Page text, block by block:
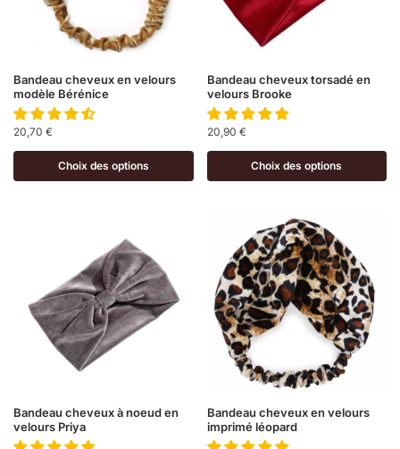
Bandeau cheveux en velours
modèle Bérénice
20,70 €
Choix des options
Bandeau cheveux torsadé en
velours Brooke
20,90 €
Choix des options
Bandeau cheveux à noeud en
velours Priya
Bandeau cheveux en velours
imprimé léopard